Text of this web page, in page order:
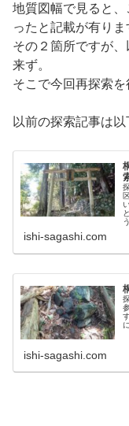
地質図幅で見ると
ったと記載が有りま
その２箇所ですが
来ず。
そこで今回再探索を
以前の探索記事は以
ishi-sagashi.com
ishi-sagashi.com